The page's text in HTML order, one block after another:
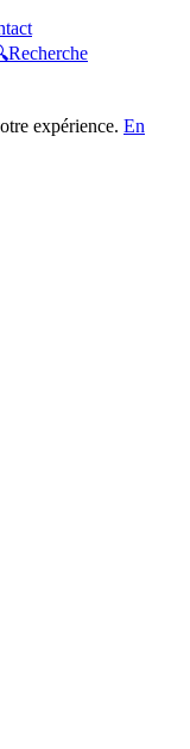
Recherche
expérience. En